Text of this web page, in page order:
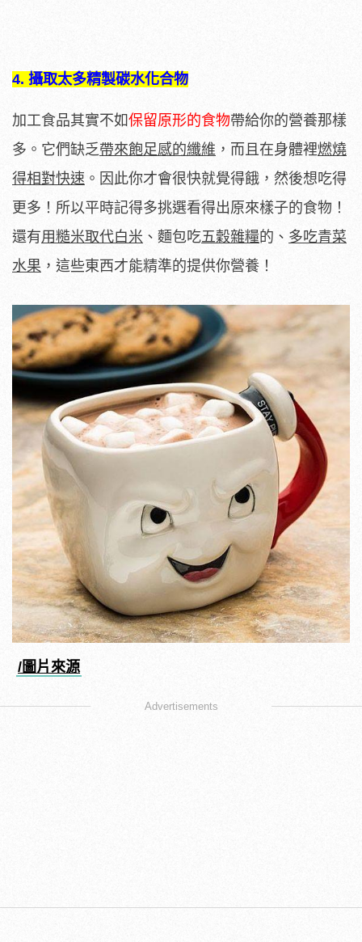
4. 攝取太多精製碳水化合物
加工食品其實不如保留原形的食物帶給你的營養那樣
多。它們缺乏帶來飽足感的纖維 ，而且在身體裡燃燒
得相對快速 。因此你才會很快就覺得餓，然後想吃得
更多！所以平時記得多挑選看得出原來樣子的食物！
還有用糙米取代白米 、麵包吃五穀雜糧的、 多吃青菜
水果 ，這些東西才能精準的提供你營養！
/圖片來源
Advertisements